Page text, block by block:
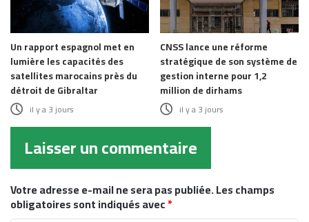
Un rapport espagnol met en
lumière les capacités des
satellites marocains près du
détroit de Gibraltar
il y a 3 jours
CNSS lance une réforme
stratégique de son système de
gestion interne pour 1,2
million de dirhams
il y a 3 jours
Laisser un commentaire
Votre adresse e-mail ne sera pas publiée.Les champs
obligatoires sont indiqués avec*